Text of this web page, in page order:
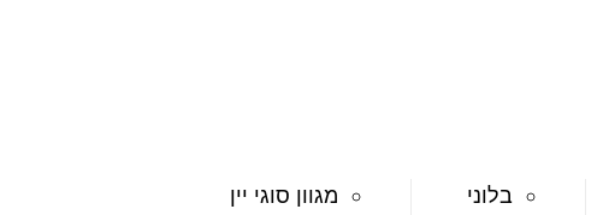
בלוני
מגוון סוגי יין